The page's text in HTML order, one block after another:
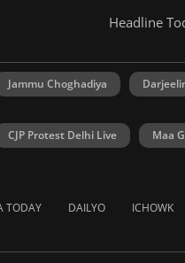
Headline
Jammu Choghadiya
CJP Protest Delhi Live Maa
TODAY DAILYO ICHOWK